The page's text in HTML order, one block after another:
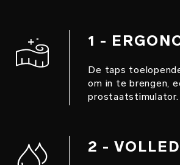
1 -
De taps
om in te brengen,
prostaatstimulator.
2 -